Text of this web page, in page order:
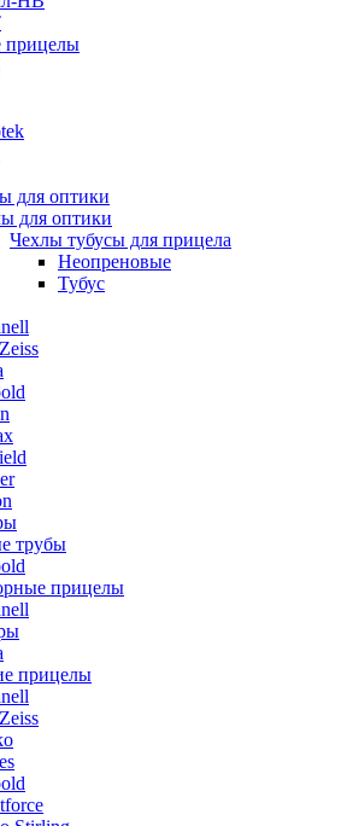
для оптики
для оптики
Чехлы тубусы для прицела
Неопреновые
Тубус
трубы
прицелы
прицелы